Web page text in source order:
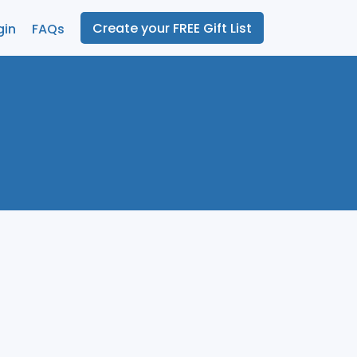
FAQs Create your FREE Gift List